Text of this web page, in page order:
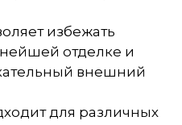
избежать
отделке и
внешний
для различных